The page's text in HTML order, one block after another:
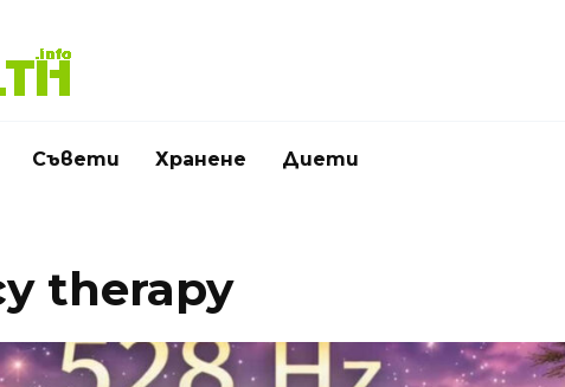
Съвети Хранене Диети
therapy